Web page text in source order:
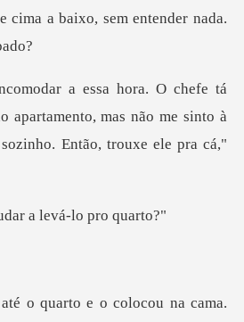
apartamento, mas não me sinto à
a lev
o quarto e o colocou na